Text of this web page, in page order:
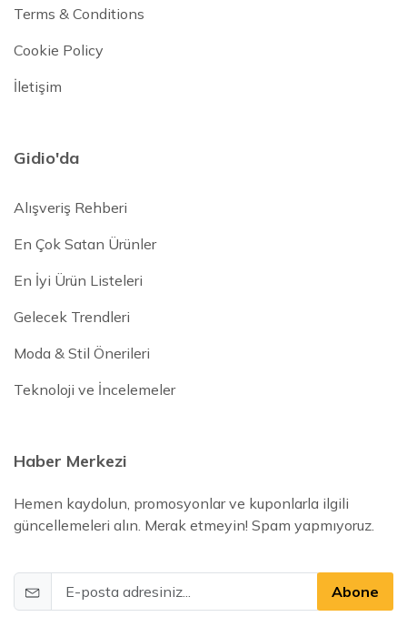
Terms & Conditions
Cookie Policy
İletişim
Gidio'da
Alışveriş Rehberi
En Çok Satan Ürünler
En İyi Ürün Listeleri
Gelecek Trendleri
Moda & Stil Önerileri
Teknoloji ve İncelemeler
Haber Merkezi
Hemen kaydolun, promosyonlar ve kuponlarla ilgili
güncellemeleri alın. Merak etmeyin! Spam yapmıyoruz.
Abone